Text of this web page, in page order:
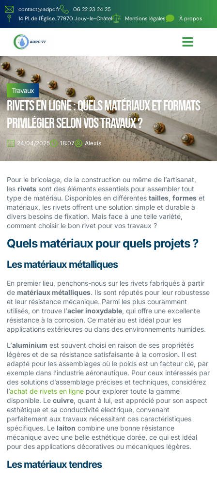
contact@adpc.fr
06 22 23 24 25
14 Pl. de l'Église, 77970 Jouy-le-Châtel
Mentions légales À propos
Travaux
Rivets en ligne : quels matériaux et formats
privilégier selon vos travaux ?
24/04/2025 18:07 Alexis
Pour le bricolage, de la construction ou même de l’artisanat,
les rivets sont des éléments essentiels pour assembler tout
type de matériau. Disponibles en différentes tailles, formes et
matériaux, les rivets offrent une solution simple et durable à
divers besoins de fixation. Mais face à une telle variété,
comment choisir le bon rivet pour vos travaux ?
Quels matériaux pour quels projets ?
Les matériaux métalliques
En premier lieu, penchons-nous sur les rivets fabriqués à partir
de matériaux métalliques. Ils sont réputés pour leur robustesse
et leur résistance mécanique. Parmi les plus couramment
utilisés, on trouve l’acier inoxydable, qui offre une excellente
résistance à la corrosion. Ce matériau est idéal pour les
applications extérieures ou dans des environnements humides.
L’aluminium est souvent choisi en raison de ses propriétés
légères et de sa résistance satisfaisante à la corrosion. Il est
adapté pour les assemblages où le poids est un facteur clé, par
exemple dans l’industrie aéronautique. Pour ceux intéressés par
des solutions d’assemblage précises et techniques, considérez
l’achat de rivets en ligne pour explorer toute la gamme
disponible. Le cuivre, quant à lui, est apprécié pour son aspect
esthétique et sa conductivité électrique, convenant
parfaitement aux travaux nécessitant ces caractéristiques
spécifiques. Le laiton combine une bonne résistance
mécanique avec une belle esthétique dorée, ce qui est idéal
pour des applications décoratives ou mécaniques légères.
Les matériaux tendres